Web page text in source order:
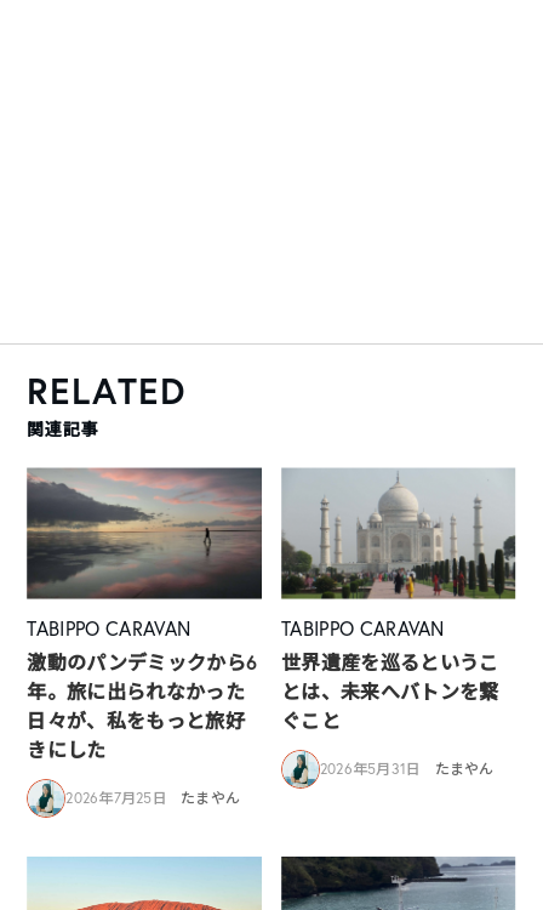
RELATED
関連記事
TABIPPO CARAVAN
激動のパンデミックから6
年。旅に出られなかった
日々が、私をもっと旅好
きにした
2026年7月25日 たまやん
TABIPPO CARAVAN
世界遺産を巡るというこ
とは、未来へバトンを繋
ぐこと
2026年5月31日 たまやん